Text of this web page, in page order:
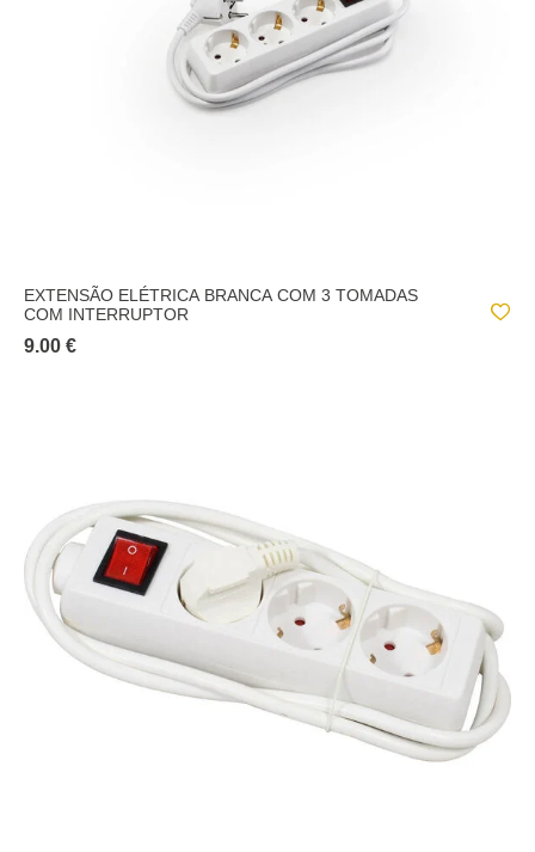
EXTENSÃO ELÉTRICA BRANCA COM 3 TOMADAS
COM INTERRUPTOR
9.00 €